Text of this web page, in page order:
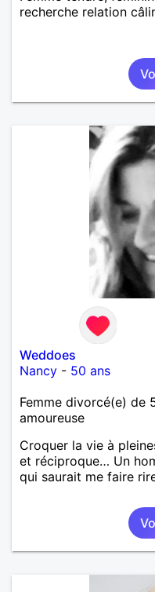
recherche relation
Weddoes
Nancy - 50 ans
Femme divorcé(e) de
amoureuse
Croquer la vie à
et réciproque… Un
qui saurait me faire